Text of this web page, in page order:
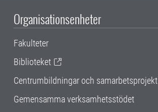
Organisationsenheter
Fakulteter
Biblioteket
Centrumbildningar och samarbetsprojekt
Gemensamma verksamhetsstödet